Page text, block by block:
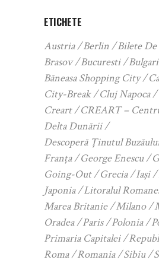
ETICHETE
Austria Berlin
Bilete
Brasov
Bucuresti
Băneasa Shopping City
City-Break
Cluj Napoca
Creart
CREART –
Delta Dunării
Descoperă Ținutul
Franța
George Enescu
Going-Out
Grecia Iași
Japonia
Litoralul
Marea Britanie
Milano
Oradea
Paris Polonia
Primaria Capitalei
Roma
Romania Sibiu